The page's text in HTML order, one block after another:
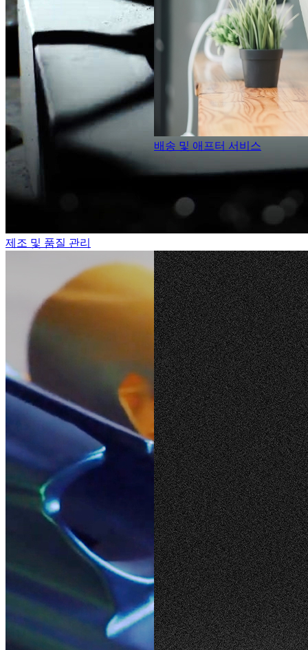
제조 및 품질 관리
배송 및 애프터 서비스